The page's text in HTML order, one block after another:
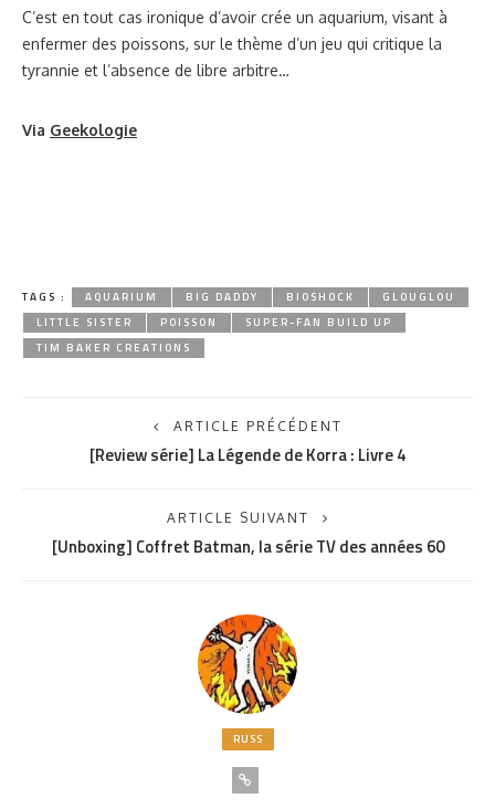
C’est en tout cas ironique d’avoir crée un aquarium, visant à
enfermer des poissons, sur le thème d’un jeu qui critique la
tyrannie et l’absence de libre arbitre…
Via Geekologie
TAGS : AQUARIUM BIG DADDY BIOSHOCK
GLOUGLOU
LITTLE SISTER
POISSON
SUPER-FAN BUILD UP
TIM BAKER CREATIONS
ARTICLE PRÉCÉDENT
[Review série] La Légende de Korra : Livre 4
ARTICLE SUIVANT
[Unboxing] Coffret Batman, la série TV des années 60
RUSS